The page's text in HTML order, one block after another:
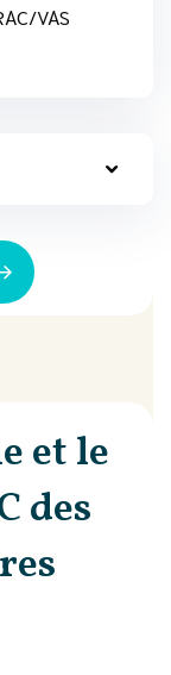
VAS
et le
des